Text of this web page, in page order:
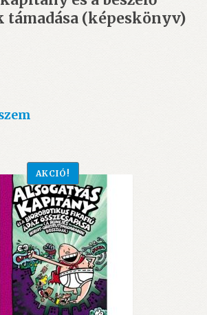
támadása (képeskönyv)
AKCIÓ!